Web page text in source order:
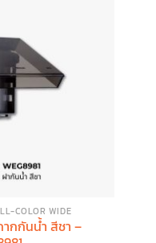
COLOR WIDE
กกันน้ำ สีชา –